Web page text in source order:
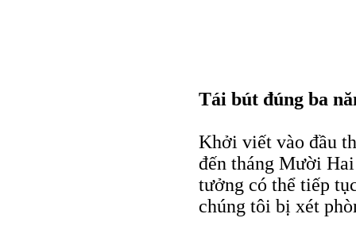
Tái bút đúng ba
Khởi viết vào đầu
đến tháng Mười
tưởng có thể tiếp
chúng tôi bị xét